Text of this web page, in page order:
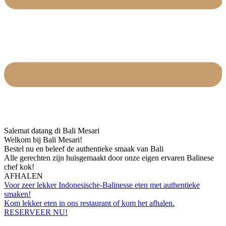
Salemat datang di Bali Mesari
Welkom bij Bali Mesari!
Bestel nu en beleef de authentieke smaak van Bali
Alle gerechten zijn huisgemaakt door onze eigen ervaren Balinese
chef kok!
AFHALEN
Voor zeer lekker Indonesische-Balinesse eten met authentieke
smaken!
Kom lekker eten in ons restaurant of kom het afhalen.
RESERVEER NU!